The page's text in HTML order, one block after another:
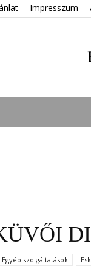
Impresszum
Egyéb szolgáltatások